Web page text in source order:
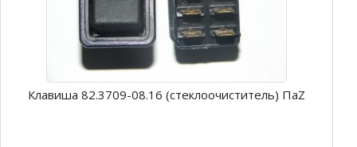
Клавиша 82.3709-08.16 (стеклоочиститель) ПаZ